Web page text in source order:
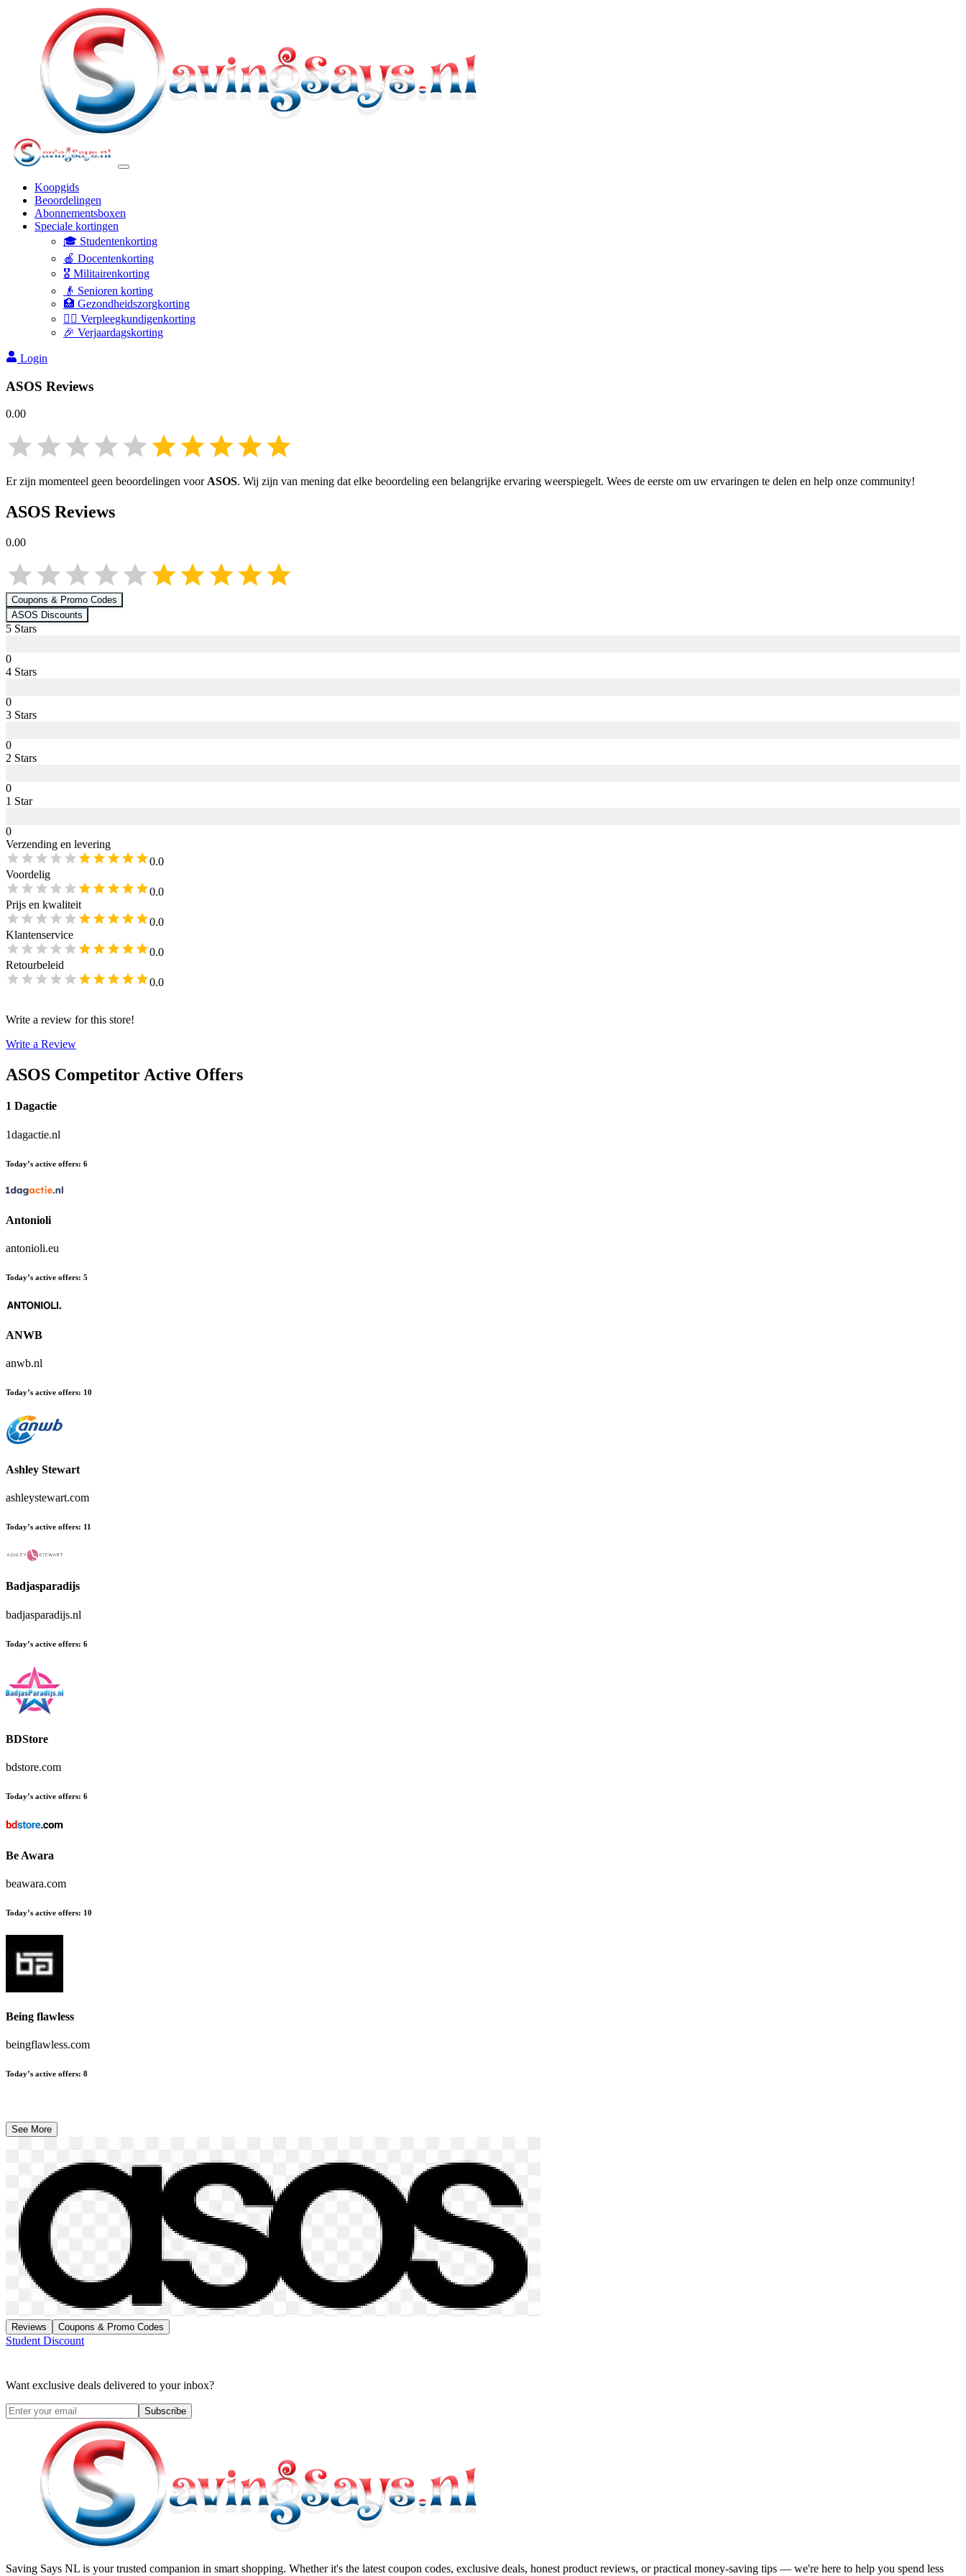
Koopgids
Beoordelingen
Abonnementsboxen
Speciale kortingen
🎓 Studentenkorting
🍎 Docentenkorting
🎖️ Militairenkorting
👴 Senioren korting
🏥 Gezondheidszorgkorting
👩‍⚕️ Verpleegkundigenkorting
🎉 Verjaardagskorting
Login
ASOS Reviews
0.00
Er zijn momenteel geen beoordelingen voorASOS. Wij zijn van mening dat elke beoordeling een belangrijke ervaring weerspiegelt. Wees de eerste om uw ervaringen te delen en help onze community!
ASOS Reviews
0.00
Coupons & Promo Codes
ASOS Discounts
5 Stars
0
4 Stars
0
3 Stars
0
2 Stars
0
1 Star
0
Verzending en levering
0.0
Voordelig
0.0
Prijs en kwaliteit
0.0
Klantenservice
0.0
Retourbeleid
0.0
Write a review for this store!
Write a Review
ASOS Competitor Active Offers
1 Dagactie
1dagactie.nl
Today’s active offers: 6
Antonioli
antonioli.eu
Today’s active offers: 5
ANWB
anwb.nl
Today’s active offers: 10
Ashley Stewart
ashleystewart.com
Today’s active offers: 11
Badjasparadijs
badjasparadijs.nl
Today’s active offers: 6
BDStore
bdstore.com
Today’s active offers: 6
Be Awara
beawara.com
Today’s active offers: 10
Being flawless
beingflawless.com
Today’s active offers: 8
See More
Reviews Coupons & Promo Codes
Student Discount
Want exclusive deals delivered to your inbox?
Subscribe
Saving Says NL is your trusted companion in smart shopping. Whether it's the latest coupon codes, exclusive deals, honest product reviews, or practical money-saving tips — we're here to help you spend less